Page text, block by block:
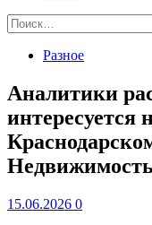
Найти:
Разное
Аналитики
интересуется
Недвижимость
15.06.2026 0